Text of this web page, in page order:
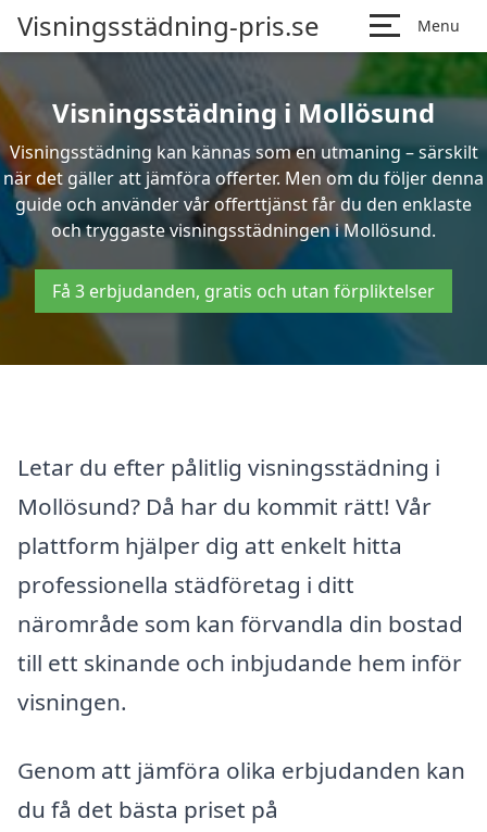
Visningsstädning-pris.se Menu
Visningsstädning i Mollösund
Visningsstädning kan kännas som en utmaning – särskilt
när det gäller att jämföra offerter. Men om du följer denna
guide och använder vår offerttjänst får du den enklaste
och tryggaste visningsstädningen i Mollösund.
Få 3 erbjudanden, gratis och utan förpliktelser
Letar du efter pålitlig visningsstädning i
Mollösund? Då har du kommit rätt! Vår
plattform hjälper dig att enkelt hitta
professionella städföretag i ditt
närområde som kan förvandla din bostad
till ett skinande och inbjudande hem inför
visningen.
Genom att jämföra olika erbjudanden kan
du få det bästa priset på